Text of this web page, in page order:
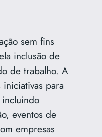
sem fins
inclusão de
de trabalho. A
para
eventos de
empresas